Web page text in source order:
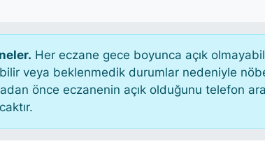
Her eczane gece boyunca açık
veya beklenmedik durumlar nedeniyle
önce eczanenin açık olduğunu telefon